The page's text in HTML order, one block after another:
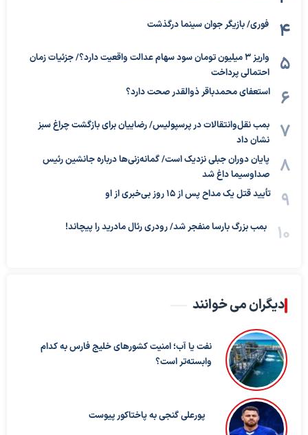
فوری/ بازیگر جوان سینما درگذشت
واریز ۳ میلیون تومان سود سهام عدالت واقعیت دارد؟/ جزئیات زمان
احتمالی پرداخت
استعفای محمدباقر ذوالقدر صحت دارد؟
بمب نقل‌وانتقالات در پرسپولیس/ رضاییان برای بازگشت چراغ سبز
نشان داد
پایان دوران جبلی نزدیک است/ گمانه‌زنی‌ها درباره جانشین رئیس
صداوسیما داغ شد
تأیید قتل یک مداح پس از ۱۵ روز بی‌خبری از او
بمب بزرگ بارسا منفجر شد/ رودری رئال مادرید را پیچاند!
دیگران می خوانند
نفت یا آب؛ امنیت کشورهای خلیج فارس به کدام
وابسته‌تر است؟
پورعلی گنجی به پاختاکور پیوست